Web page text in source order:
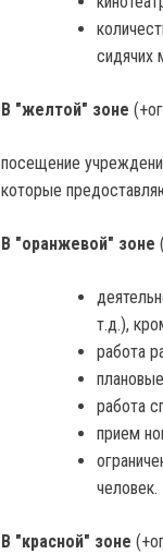
сидячих
В "желтой" зоне
посещение
которые
В "оранжевой" зоне
т.д.),
работа
работа
прием
человек.
В "красной" зоне